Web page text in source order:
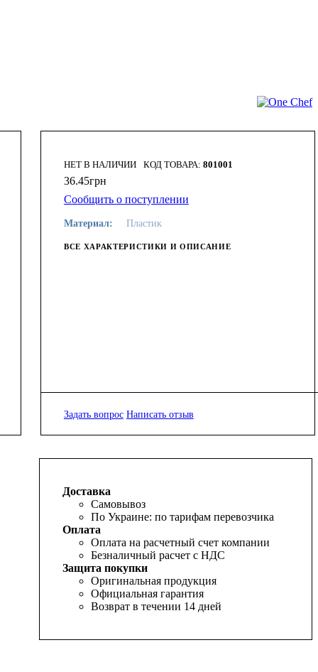
НЕТ В НАЛИЧИИ 801001
36.45грн
Сообщить о поступлении
Материал: Пластик
ВСЕ ХАРАКТЕРИСТИКИ И ОПИСАНИЕ
Задать вопрос Написать отзыв
Доставка
Самовывоз
По Украине: по тарифам перевозчика
Оплата
Оплата на расчетный счет компании
Безналичный расчет с НДС
Защита покупки
Оригинальная продукция
Официальная гарантия
Возврат в течении 14 дней